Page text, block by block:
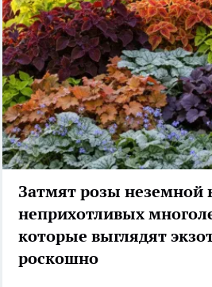
Затмят розы неземной
неприхотливых
которые выглядят
роскошно